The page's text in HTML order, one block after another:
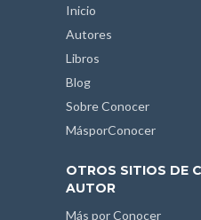
Inicio
Autores
Libros
Blog
Sobre Conocer
MásporConocer
OTROS SITIOS DE
AUTOR
Más por Conocer